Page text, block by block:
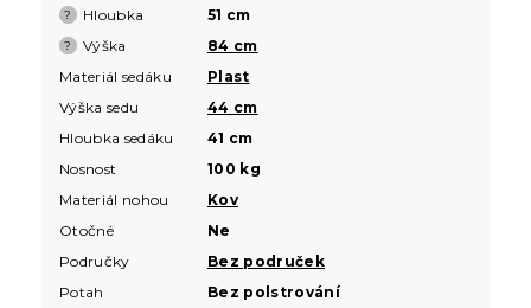
? Hloubka 51 cm
? Výška
84 cm
Materiál sedáku
Plast
Výška sedu
44 cm
Hloubka sedáku
41 cm
Nosnost
100 kg
Materiál nohou
Kov
Otočné
Ne
Područky
Bez područek
Potah
Bez polstrování